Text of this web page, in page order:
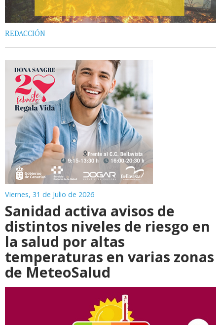
REDACCIÓN
Viernes, 31 de Julio de 2026
Sanidad activa avisos de
distintos niveles de riesgo en
la salud por altas
temperaturas en varias zonas
de MeteoSalud